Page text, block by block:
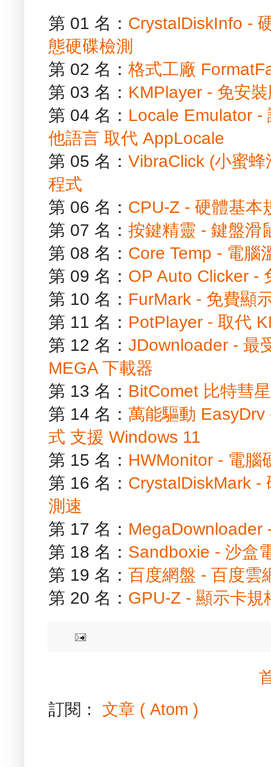
第 01 名： CrystalDiskInfo -
態硬碟檢測
第 02 名： 格式工廠
第 03 名： KMPlayer - 免安
第 04 名： Locale Emulator -
他語言 取代 AppLocale
第 05 名： VibraClick (小蜜
程式
第 06 名： CPU-Z - 硬體基本
第 07 名： 按鍵精靈 - 鍵盤滑
第 08 名： Core Temp - 電腦
第 09 名： OP Auto Clicker -
第 10 名： FurMark - 免費顯
第 11 名： PotPlayer - 取代
第 12 名： JDownloader - 最
MEGA 下載器
第 13 名： BitComet 比特彗
第 14 名： 萬能驅動
式 支援 Windows 11
第 15 名： HWMonitor - 電腦
第 16 名： CrystalDiskMark -
測速
第 17 名： MegaDownloader
第 18 名： Sandboxie - 沙盒
第 19 名： 百度網盤 - 百度雲
第 20 名： GPU-Z - 顯示卡規
訂閱： 文章 ( Atom )